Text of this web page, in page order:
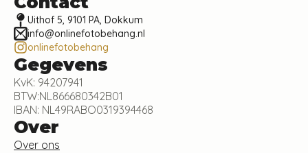
Uithof 5, 9101 PA, Dokkum
info@onlinefotobehang.nl
onlinefotobehang
Gegevens
KvK: 94207941
BTW:NL866680342B01
IBAN: NL49RABO0319394468
Over
Over ons